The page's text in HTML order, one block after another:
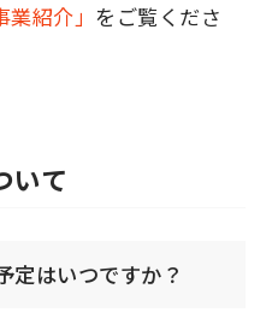
業紹介」 をご覧くださ
いて
定はいつですか？